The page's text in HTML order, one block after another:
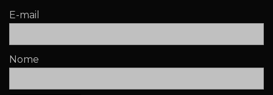
E-mail
Nome